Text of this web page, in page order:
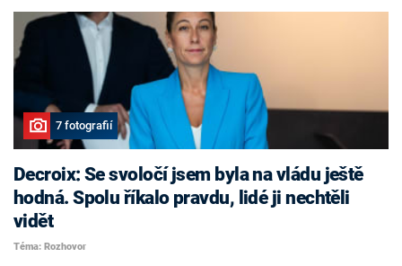
7 fotografií
Decroix: Se svoločí jsem byla na vládu ještě
hodná. Spolu říkalo pravdu, lidé ji nechtěli
vidět
Téma: Rozhovor